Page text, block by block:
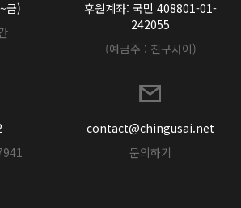
금)
후원계좌: 국민 408801-01-
242055
(예금주 : 친구사이)
contact@chingusai.net
문의하기